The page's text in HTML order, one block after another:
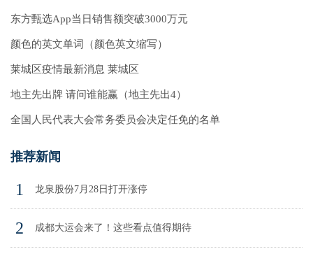
东方甄选App当日销售额突破3000万元
颜色的英文单词（颜色英文缩写）
莱城区疫情最新消息 莱城区
地主先出牌 请问谁能赢（地主先出4）
全国人民代表大会常务委员会决定任免的名单
推荐新闻
1 龙泉股份7月28日打开涨停
2 成都大运会来了！这些看点值得期待